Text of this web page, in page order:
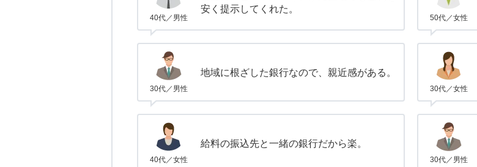
40代／男性
安く提示してくれた。
50代／女性
30代／男性
地域に根ざした銀行なので、親近感がある。
30代／女性
40代／女性
給料の振込先と一緒の銀行だから楽。
30代／男性